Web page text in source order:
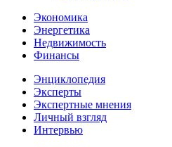
Экономика
Энергетика
Недвижимость
Финансы
Энциклопедия
Эксперты
Экспертные мнения
Личный взгляд
Интервью